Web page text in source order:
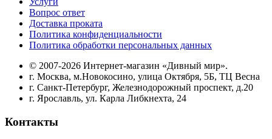
Вопрос ответ
Доставка проката
Политика конфиденциальности
Политика обработки персональных данных
© 2007-2026 Интернет-магазин «Дивный мир».
г. Москва, м.Новокосино, улица Октября, 5Б, ТЦ Весна
г. Санкт-Петербург, Железнодорожный проспект, д.20
г. Ярославль, ул. Карла Либкнехта, 24
Контакты